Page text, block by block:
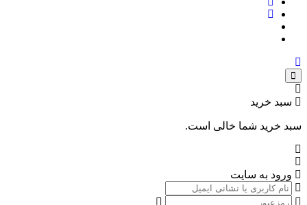
سبد خرید
سبد خرید شما خالی است.
ورود به سایت